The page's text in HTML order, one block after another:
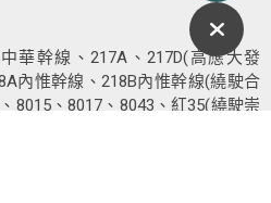
華幹線、217A、217D(高應大發
內惟幹線、218B內惟幹線(繞駛合
8015、8017、8043、紅35(繞駛崇